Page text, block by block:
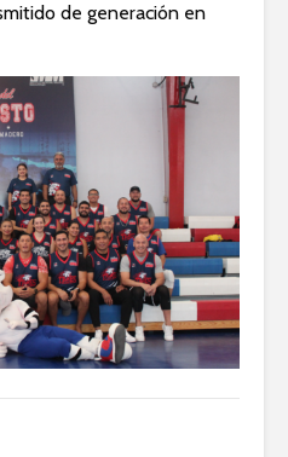
de generación en